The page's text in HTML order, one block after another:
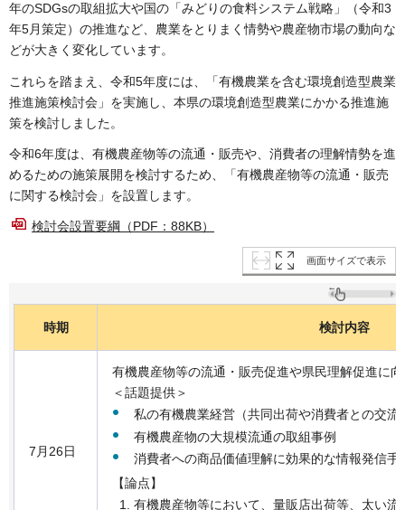
年のSDGsの取組拡大や国の「みどりの食料システム戦略」（令和3
年5月策定）の推進など、農業をとりまく情勢や農産物市場の動向な
どが大きく変化しています。
これらを踏まえ、令和5年度には、「有機農業を含む環境創造型農業
推進施策検討会」を実施し、本県の環境創造型農業にかかる推進施
策を検討しました。
令和6年度は、有機農産物等の流通・販売や、消費者の理解情勢を進
めるための施策展開を検討するため、「有機農産物等の流通・販売
に関する検討会」を設置します。
検討会設置要綱（PDF：88KB）
画面サイズで表示
時期 検討内容
7月26日
有機農産物等の流通・販売促進や県民理解促進に
＜話題提供＞
私の有機農業経営（共同出荷や消費者との交流
有機農産物の大規模流通の取組事例
消費者への商品価値理解に効果的な情報発信手
【論点】
有機農産物等において、量販店出荷等、太い